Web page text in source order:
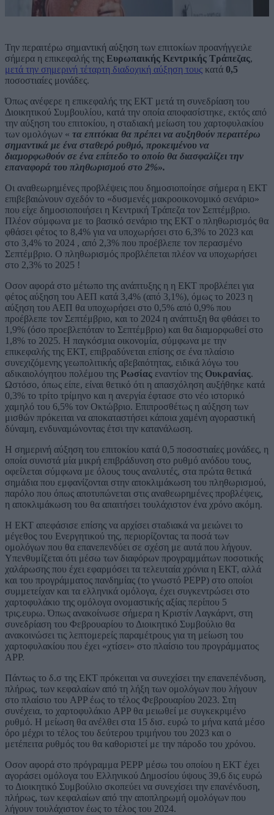
Την περαιτέρω σημαντική αύξηση των επιτοκίων προανήγγειλε
σήμερα η επικεφαλής της Ευρωπαικής Κεντρικής Τράπεζας,
μετά την σημερινή τέταρτη διαδοχική αύξηση τους κατά 0,5
ποσοστιαίες μονάδες.
Όπως ανέφερε η επικεφαλής της ΕΚΤ μετά τη συνεδρίαση του
Διοικητικού Συμβουλίου, κατά την οποία αποφασίστηκε, εκτός από
την αύξηση του επιτοκίου, η σταδιακή μείωση του χαρτοφυλακίου
των ομολόγων « τα επιτόκια θα πρέπει να αυξηθούν περαιτέρω
σημαντικά με ένα σταθερό ρυθμό, προκειμένου να
διαμορφωθούν σε ένα επίπεδο το οποίο θα διασφαλίζει την
επαναφορά του πληθωρισμού στο 2%».
Οι αναθεωρημένες προβλέψεις που δημοσιοποίησε σήμερα η ΕΚΤ
επιβεβαιώνουν σχεδόν το «δυσμενές μακροοικονομικό σενάριο»
που είχε δημοσιοποιήσει η Κεντρική Τράπεζα τον Σεπτέμβριο.
Πλέον σύμφωνα με το βασικό σενάριο της ΕΚΤ ο πληθωρισμός θα
φθάσει φέτος το 8,4% για να υποχωρήσει στο 6,3% το 2023 και
στο 3,4% το 2024 , από 2,3% που προέβλεπε τον περασμένο
Σεπτέμβριο. Ο πληθωρισμός προβλέπεται πλέον να υποχωρήσει
στο 2,3% το 2025 !
Οσον αφορά στο μέτωπο της ανάπτυξης η η ΕΚΤ προβλέπει για
φέτος αύξηση του ΑΕΠ κατά 3,4% (από 3,1%), όμως το 2023 η
αύξηση του ΑΕΠ θα υποχωρήσει στο 0,5% από 0,9% που
προέβλεπε τον Σεπτέμβριο, και το 2024 η ανάπτυξη θα φθάσει το
1,9% (όσο προεβλεπόταν το Σεπτέμβριο) και θα διαμορφωθεί στο
1,8% το 2025. Η παγκόσμια οικονομία, σύμφωνα με την
επικεφαλής της ΕΚΤ, επιβραδύνεται επίσης σε ένα πλαίσιο
συνεχιζόμενης γεωπολιτικής αβεβαιότητας, ειδικά λόγω του
αδικαιολόγητου πολέμου της Ρωσίας εναντίον της Ουκρανίας.
Ωστόσο, όπως είπε, είναι θετικό ότι η απασχόληση αυξήθηκε κατά
0,3% το τρίτο τρίμηνο και η ανεργία έφτασε στο νέο ιστορικό
χαμηλό του 6,5% τον Οκτώβριο. Επιπροσθέτως η αύξηση των
μισθών πρόκειται να αποκαταστήσει κάποια χαμένη αγοραστική
δύναμη, ενδυναμώνοντας έτσι την κατανάλωση.
Η σημερινή αύξηση του επιτοκίου κατά 0,5 ποσοστιαίες μονάδες, η
οποία συνιστά μία μικρή επιβράδυνση στο ρυθμό ανόδου τους,
οφείλεται σύμφωνα με όλους τους αναλυτές, στα πρώτα θετικά
σημάδια που εμφανίζονται στην αποκλιμάκωση του πληθωρισμού,
παρόλο που όπως αποτυπώνεται στις αναθεωρημένες προβλέψεις,
η αποκλιμάκωση του θα απαιτήσει τουλάχιστον ένα χρόνο ακόμη.
Η ΕΚΤ απεφάσισε επίσης να αρχίσει σταδιακά να μειώνει το
μέγεθος του Ενεργητικού της, περιορίζοντας τα ποσά των
ομολόγων που θα επανεπενδύει σε σχέση με αυτά που λήγουν.
Υπενθυμίζεται ότι μέσω των διαφόρων προγραμμάτων ποσοτικής
χαλάρωσης που έχει εφαρμόσει τα τελευταία χρόνια η ΕΚΤ, αλλά
και του προγράμματος πανδημίας (το γνωστό ΡΕΡΡ) στο οποίοι
συμμετείχαν και τα ελληνικά ομόλογα, έχει συγκεντρώσει στο
χαρτοφυλάκιο της ομόλογα ονομαστικής αξίας περίπου 5
τρις.ευρω. Όπως ανακοίνωσε σήμερα η Κριστίν Λαγκάρντ, στη
συνεδρίαση του Φεβρουαρίου το Διοικητικό Συμβούλιο θα
ανακοινώσει τις λεπτομερείς παραμέτρους για τη μείωση του
χαρτοφυλακίου που έχει «χτίσει» στο πλαίσιο του προγράμματος
ΑΡΡ.
Πάντως το δ.σ της ΕΚΤ πρόκειται να συνεχίσει την επανεπένδυση,
πλήρως, των κεφαλαίων από τη λήξη των ομολόγων που λήγουν
στο πλαίσιο του APP έως το τέλος Φεβρουαρίου 2023. Στη
συνέχεια, το χαρτοφυλάκιο APP θα μειωθεί με συγκεκριμένο
ρυθμό. Η μείωση θα ανέλθει στα 15 δισ. ευρώ το μήνα κατά μέσο
όρο μέχρι το τέλος του δεύτερου τριμήνου του 2023 και ο
μετέπειτα ρυθμός του θα καθοριστεί με την πάροδο του χρόνου.
Οσον αφορά στο πρόγραμμα ΡΕΡΡ μέσω του οποίου η ΕΚΤ έχει
αγοράσει ομόλογα του Ελληνικού Δημοσίου ύψους 39,6 δις ευρώ
το Διοικητικό Συμβούλιο σκοπεύει να συνεχίσει την επανένδυση,
πλήρως, των κεφαλαίων από την αποπληρωμή ομολόγων που
λήγουν τουλάχιστον έως το τέλος του 2024.